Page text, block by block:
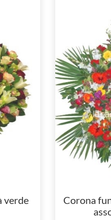
verde
Corona